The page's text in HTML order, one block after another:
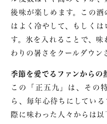
後味が楽しめます。この
はよく冷やして、もしく
す。氷を入れることで、
わりの暑さをクールダウン
季節を愛でるファンからの
この「正五九」は、その
ら、毎年心待ちにしてい
際に味わった人々からは